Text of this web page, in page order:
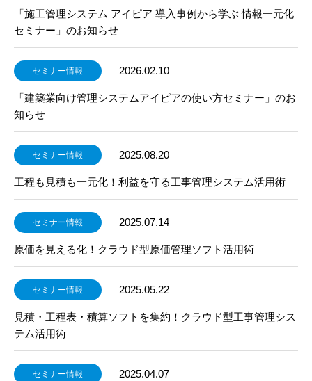
「施工管理システム アイピア 導入事例から学ぶ 情報一元化
セミナー」のお知らせ
セミナー情報 2026.02.10
「建築業向け管理システムアイピアの使い方セミナー」のお
知らせ
セミナー情報 2025.08.20
工程も見積も一元化！利益を守る工事管理システム活用術
セミナー情報 2025.07.14
原価を見える化！クラウド型原価管理ソフト活用術
セミナー情報 2025.05.22
見積・工程表・積算ソフトを集約！クラウド型工事管理シス
テム活用術
セミナー情報 2025.04.07